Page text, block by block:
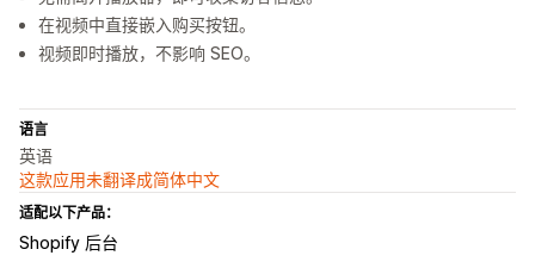
在视频中直接嵌入购买按钮。
视频即时播放，不影响 SEO。
语言
英语
这款应用未翻译成简体中文
适配以下产品：
Shopify 后台